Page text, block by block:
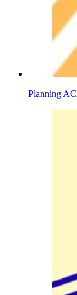
Planning